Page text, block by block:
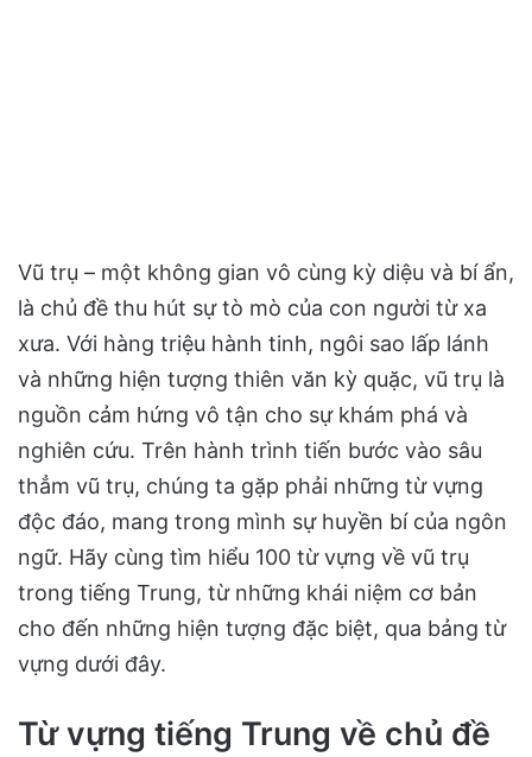
Vũ trụ – một không gian vô cùng kỳ diệu và bí ẩn,
là chủ đề thu hút sự tò mò của con người từ xa
xưa. Với hàng triệu hành tinh, ngôi sao lấp lánh
và những hiện tượng thiên văn kỳ quặc, vũ trụ là
nguồn cảm hứng vô tận cho sự khám phá và
nghiên cứu. Trên hành trình tiến bước vào sâu
thẳm vũ trụ, chúng ta gặp phải những từ vựng
độc đáo, mang trong mình sự huyền bí của ngôn
ngữ. Hãy cùng tìm hiểu 100 từ vựng về vũ trụ
trong tiếng Trung, từ những khái niệm cơ bản
cho đến những hiện tượng đặc biệt, qua bảng từ
vựng dưới đây.
Từ vựng tiếng Trung về chủ đề